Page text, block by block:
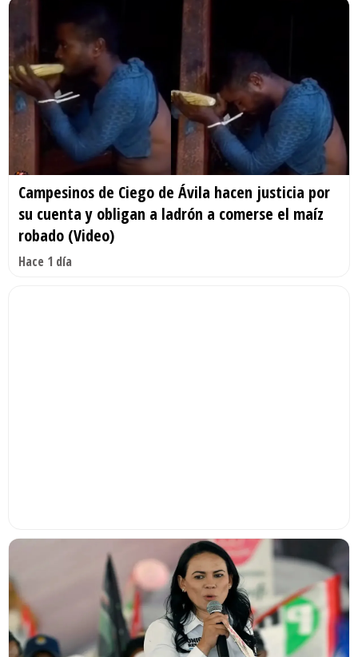
Campesinos de Ciego de Ávila hacen justicia por
su cuenta y obligan a ladrón a comerse el maíz
robado (Video)
Hace 1 día